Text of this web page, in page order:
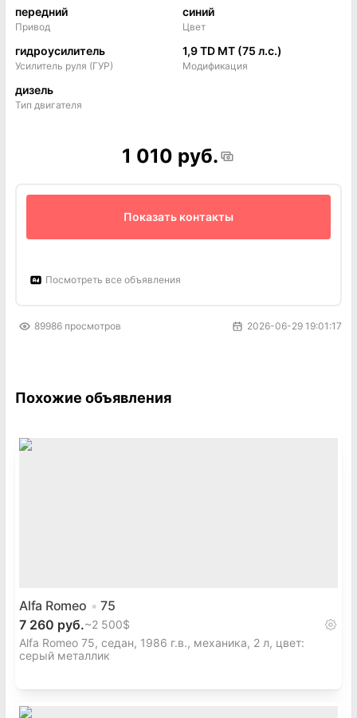
передний
Привод
синий
Цвет
гидроусилитель
Усилитель руля (ГУР)
1,9 TD MT (75 л.с.)
Модификация
дизель
Тип двигателя
1 010 руб.
Показать контакты
Посмотреть все объявления
89986 просмотров 2026-06-29 19:01:17
Похожие объявления
Alfa Romeo
75
7 260 руб.~2 500$
Alfa Romeo 75, седан, 1986 г.в., механика, 2 л, цвет:
серый металлик